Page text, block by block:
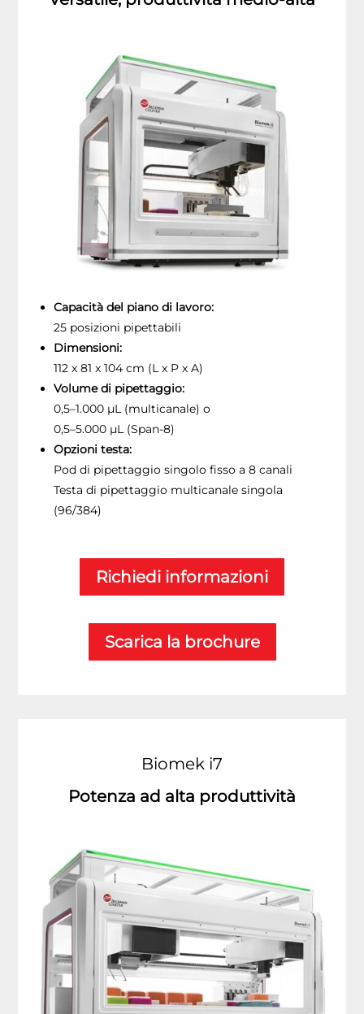
Capacità del piano di lavoro:
25 posizioni pipettabili
Dimensioni:
112 x 81 x 104 cm (L x P x A)
Volume di pipettaggio:
0,5–1.000 µL (multicanale) o
0,5–5.000 µL (Span‑8)
Opzioni testa:
Pod di pipettaggio singolo fisso a 8 canali
Testa di pipettaggio multicanale singola
(96/384)
Richiedi informazioni
Scarica la brochure
Biomek i7
Potenza ad alta produttività